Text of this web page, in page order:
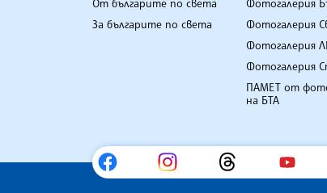
От българите по света
За българите по света
Фотогалерия
Фотогалерия
Фотогалерия
Фотогалерия
ПАМЕТ от
на БТА